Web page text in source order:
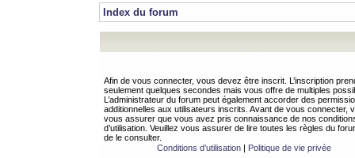
Index du forum
Afin de vous connecter, vous devez être inscrit. L’inscription
seulement quelques secondes mais vous offre de multiples
L’administrateur du forum peut également accorder des
additionnelles aux utilisateurs inscrits. Avant de vous connecter,
vous assurer que vous avez pris connaissance de nos
d’utilisation. Veuillez vous assurer de lire toutes les règles du
de le consulter.
Conditions d’utilisation| Politique de vie privée